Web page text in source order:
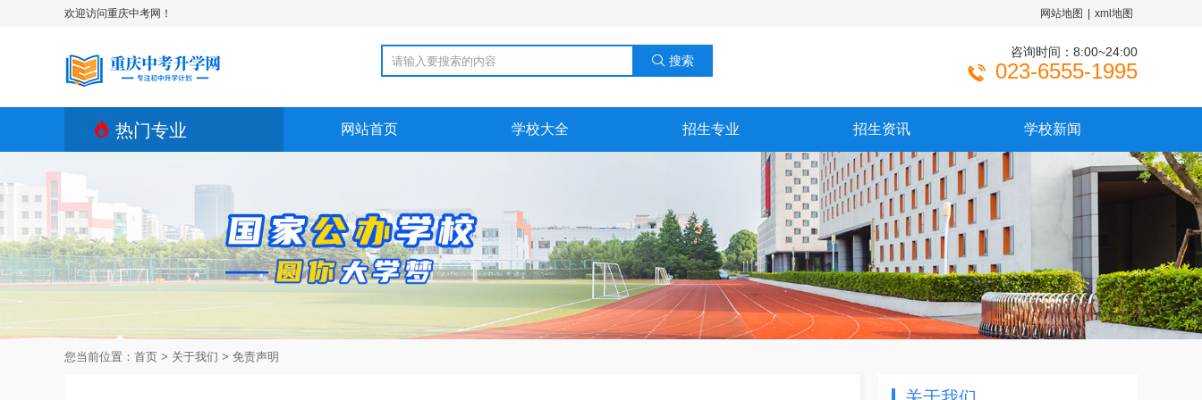
欢迎访问重庆中考网！ 网站地图 xml地图
 搜索
咨询时间：8:00~24:00
 023-6555-1995
 热门专业 网站首页 学校大全 招生专业 招生资讯 学校新闻
您当前位置： 首页 > 关于我们 > 免责声明